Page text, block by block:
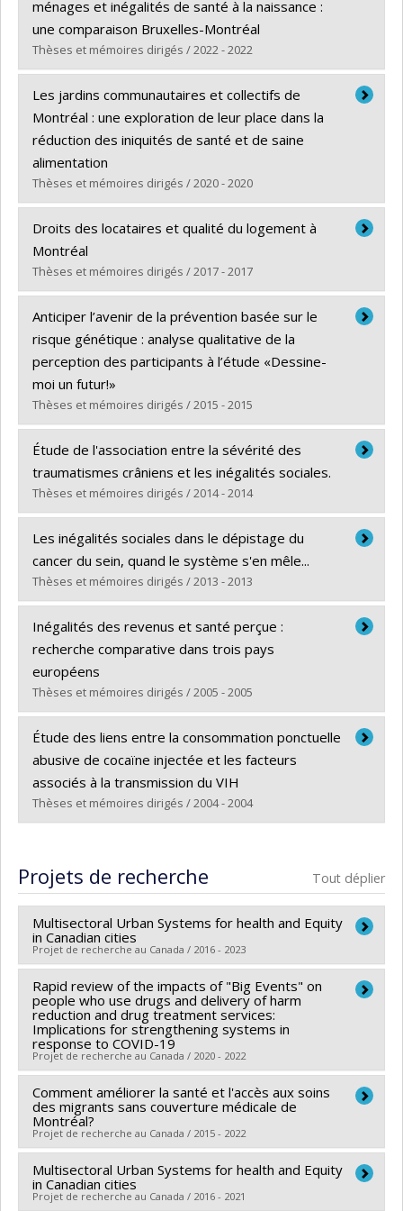
ménages et inégalités de santé à la naissance :
une comparaison Bruxelles-Montréal
Thèses et mémoires dirigés / 2022 - 2022
Diplômé(e) :Sow, Mamadou Mouctar
Cycle :Doctorat
Diplôme obtenu :Ph. D.
Lien vers le document dans Papyrus
Les jardins communautaires et collectifs de
Montréal : une exploration de leur place dans la
réduction des iniquités de santé et de saine
alimentation
Thèses et mémoires dirigés / 2020 - 2020
Diplômé(e) :Houde, Roxanne
Cycle :Maîtrise
Diplôme obtenu :M. Sc.
Lien vers le document dans Papyrus
Droits des locataires et qualité du logement à
Montréal
Thèses et mémoires dirigés / 2017 - 2017
Diplômé(e) :Habel, Catherine
Cycle : Maîtrise
Diplôme obtenu :M. Sc.
Lien vers le document dans Papyrus
Anticiper l’avenir de la prévention basée sur le
risque génétique : analyse qualitative de la
perception des participants à l’étude «Dessine-
moi un futur!»
Thèses et mémoires dirigés / 2015 - 2015
Diplômé(e) :Cheriet, Imane
Cycle :Maîtrise
Diplôme obtenu :M. Sc.
Lien vers le document dans Papyrus
Étude de l'association entre la sévérité des
traumatismes crâniens et les inégalités sociales.
Thèses et mémoires dirigés / 2014 - 2014
Diplômé(e) :Houngnandan, Anselme Arthur B.
Cycle : Maîtrise
Diplôme obtenu :M.S.I.
Lien vers le document dans Papyrus
Les inégalités sociales dans le dépistage du
cancer du sein, quand le système s'en mêle...
Thèses et mémoires dirigés / 2013 - 2013
Diplômé(e) :Féthière, Christelle
Cycle :Maîtrise
Diplôme obtenu :
Lien vers le document dans Papyrus
Inégalités des revenus et santé perçue :
recherche comparative dans trois pays
européens
Thèses et mémoires dirigés / 2005 - 2005
Diplômé(e) :Wahrendorf, Sten Morten
Cycle :Maîtrise
Diplôme obtenu :M. Sc.
Lien vers le document dans Papyrus
Étude des liens entre la consommation ponctuelle
abusive de cocaïne injectée et les facteurs
associés à la transmission du VIH
Thèses et mémoires dirigés / 2004 - 2004
Cycle :Maîtrise
Diplôme obtenu :M. Sc.
Lien vers le document dans Papyrus
Projets de recherche Tout déplier
Multisectoral Urban Systems for health and Equity
in Canadian cities
Projet de recherche au Canada / 2016 - 2023
Chercheur principal : Lise Gauvin
Co-chercheurs : Louise Potvin,Marie-France Raynault
,Angèle Bilodeau,Mélanie Henderson,Michèle
Stanton-Jean,Carole Lévesque,Tracie Ann Barnett
Nazeem MUHAJARINE,Daniel Fuller,Meghan Winters
,Isabelle Laurin, Patrick Morency,Rachel Engler-
Stringer,Éric Robitaille
Michael Schwandt
Sources de financement :IRSC/Instituts de recherche
en santé du Canada
Rapid review of the impacts of "Big Events" on
people who use drugs and delivery of harm
reduction and drug treatment services:
Implications for strengthening systems in
response to COVID-19
Projet de recherche au Canada / 2020 - 2022
Chercheur principal : Sarah Larney
Co-chercheurs : Marie-France Raynault
Sources de financement :IRSC/Instituts de recherche
en santé du Canada
Programmes de subvention :
PVXX5647-(MOP)
Subvention de fonctionnement incluant les
Comment améliorer la santé et l'accès aux soins
des migrants sans couverture médicale de
Montréal?
Projet de recherche au Canada / 2015 - 2022
Chercheur principal : Valery Ridde,Patrick Cloos
Co-chercheurs : Marie-France Raynault
Multisectoral Urban Systems for health and Equity
in Canadian cities
Projet de recherche au Canada / 2016 - 2021